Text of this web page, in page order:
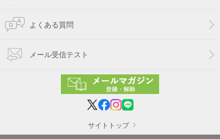
よくある質問
メール受信テスト
サイトトップ